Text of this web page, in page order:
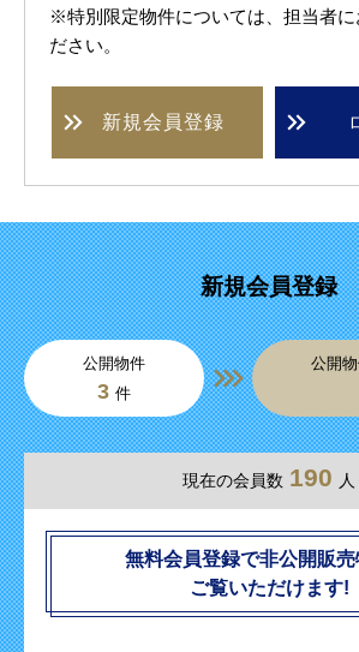
※特別限定物件については、担当者に
ださい。
新規会員登録
新規会員登録
公開物件
3 件
公開
現在の会員数 190 人
無料会員登録で非公開販
ご覧いただけます!